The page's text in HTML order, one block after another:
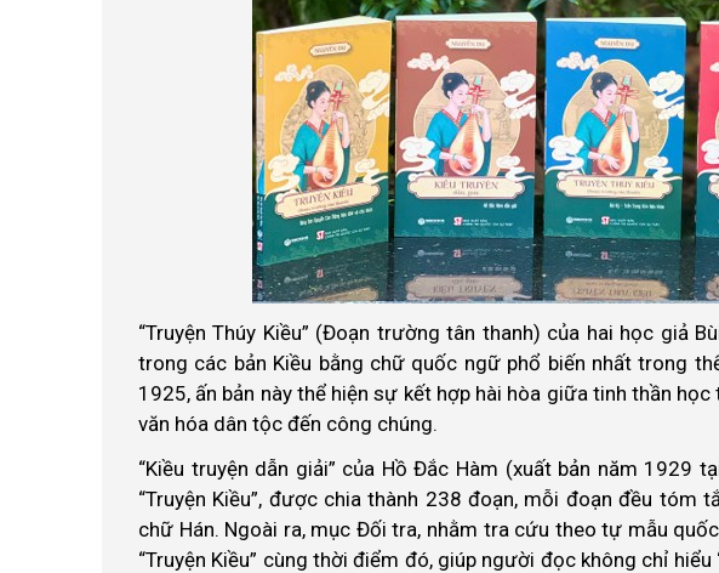
“Truyện Thúy Kiều” (Đoạn trường tân thanh) của hai học giả
trong các bản Kiều bằng chữ quốc ngữ phổ biến nhất trong
1925, ấn bản này thể hiện sự kết hợp hài hòa giữa tinh thần
văn hóa dân tộc đến công chúng.
“Kiều truyện dẫn giải” của Hồ Đắc Hàm (xuất bản năm 1929
“Truyện Kiều”, được chia thành 238 đoạn, mỗi đoạn đều tóm
chữ Hán. Ngoài ra, mục Đối tra, nhằm tra cứu theo tự mẫu
“Truyện Kiều” cùng thời điểm đó, giúp người đọc không chỉ